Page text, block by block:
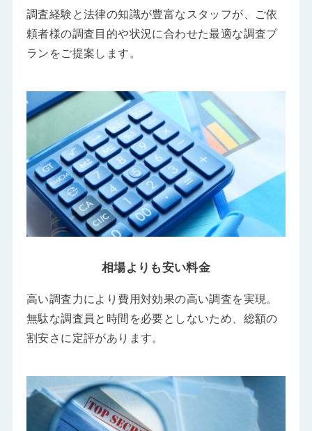
調査経験と法律の知識が豊富なスタッフが、ご依
頼者様の調査目的や状況に合わせた最適な調査プ
ランをご提案します。
相場よりも安い料金
高い調査力により費用対効果の高い調査を実現。
無駄な調査員と時間を必要としないため、総額の
割安さに定評があります。